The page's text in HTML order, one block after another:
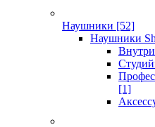
Наушники [52]
Наушники
[1]